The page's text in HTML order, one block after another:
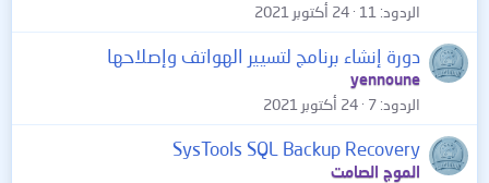
الردود 11 24 أكتوبر 2021
دورة إنشاء برنامج لتسيير الهواتف وإصلاحها
yennoune
الردود 7 24 أكتوبر 2021
SysTools SQL Backup Recovery
الموج الصامت